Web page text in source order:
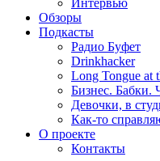
Интервью
Обзоры
Подкасты
Радио Буфет
Drinkhacker
Long Tongue at
Бизнес. Бабки.
Девочки, в
Как-то
О проекте
Контакты